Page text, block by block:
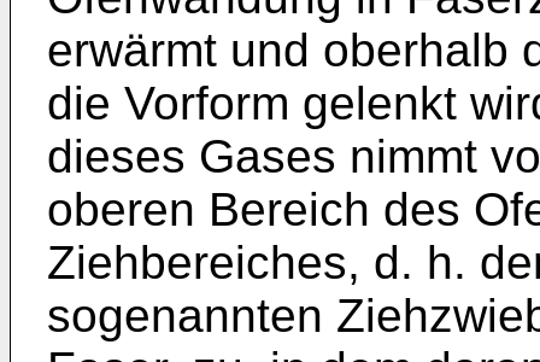
erwärmt und oberhalb
die Vorform gelenkt
dieses Gases nimmt
oberen Bereich des
Ziehbereiches, d. h.
sogenannten